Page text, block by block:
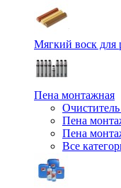
Мягкий воск для
Пена монтажная
Пена
Пена
Все